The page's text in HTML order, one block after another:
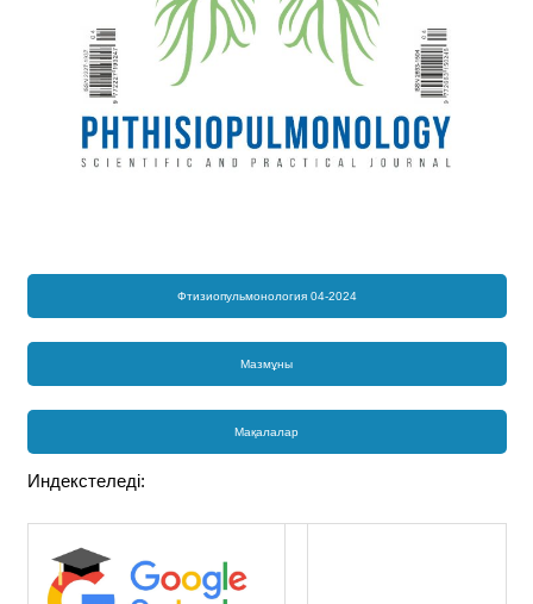
Фтизиопульмонология 04-2024
Мазмұны
Мақалалар
Индекстеледі: